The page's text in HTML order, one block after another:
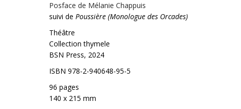
Posface de Mélanie Chappuis
suivi dePoussière (Monologue des Orcades)
Théâtre
Collection thymele
BSN Press, 2024
ISBN 978-2-940648-95-5
96 pages
140 x 215 mm